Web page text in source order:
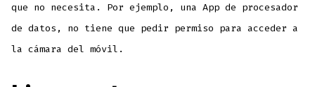
que no necesita. Por ejemplo, una App de procesador
de datos, no tiene que pedir permiso para acceder a
la cámara del móvil.